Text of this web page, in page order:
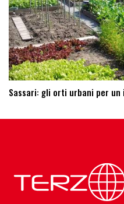
Sassari: ​gli orti urbani per